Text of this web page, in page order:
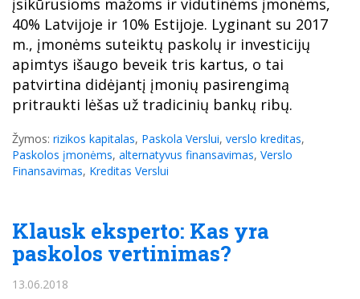
įsikūrusioms mažoms ir vidutinėms įmonėms,
40% Latvijoje ir 10% Estijoje. Lyginant su 2017
m., įmonėms suteiktų paskolų ir investicijų
apimtys išaugo beveik tris kartus, o tai
patvirtina didėjantį įmonių pasirengimą
pritraukti lėšas už tradicinių bankų ribų.
Žymos: rizikos kapitalas, Paskola Verslui, verslo kreditas,
Paskolos įmonėms, alternatyvus finansavimas, Verslo
Finansavimas, Kreditas Verslui
Klausk eksperto: Kas yra
paskolos vertinimas?
13.06.2018